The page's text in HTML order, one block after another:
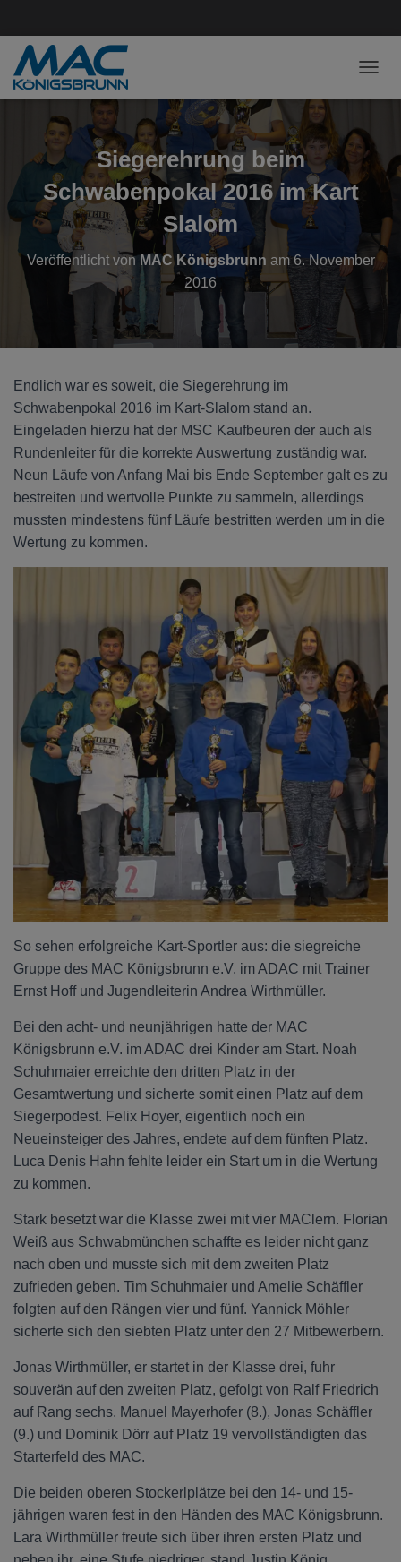
Siegerehrung beim
Schwabenpokal 2016 im Kart
Slalom
Veröffentlicht von MAC Königsbrunn am6. November
2016
Endlich war es soweit, die Siegerehrung im
Schwabenpokal 2016 im Kart-Slalom stand an.
Eingeladen hierzu hat der MSC Kaufbeuren der auch als
Rundenleiter für die korrekte Auswertung zuständig war.
Neun Läufe von Anfang Mai bis Ende September galt es zu
bestreiten und wertvolle Punkte zu sammeln, allerdings
mussten mindestens fünf Läufe bestritten werden um in die
Wertung zu kommen.
So sehen erfolgreiche Kart-Sportler aus: die siegreiche
Gruppe des MAC Königsbrunn e.V. im ADAC mit Trainer
Ernst Hoff und Jugendleiterin Andrea Wirthmüller.
Bei den acht- und neunjährigen hatte der MAC
Königsbrunn e.V. im ADAC drei Kinder am Start. Noah
Schuhmaier erreichte den dritten Platz in der
Gesamtwertung und sicherte somit einen Platz auf dem
Siegerpodest. Felix Hoyer, eigentlich noch ein
Neueinsteiger des Jahres, endete auf dem fünften Platz.
Luca Denis Hahn fehlte leider ein Start um in die Wertung
zu kommen.
Stark besetzt war die Klasse zwei mit vier MAClern. Florian
Weiß aus Schwabmünchen schaffte es leider nicht ganz
nach oben und musste sich mit dem zweiten Platz
zufrieden geben. Tim Schuhmaier und Amelie Schäffler
folgten auf den Rängen vier und fünf. Yannick Möhler
sicherte sich den siebten Platz unter den 27 Mitbewerbern.
Jonas Wirthmüller, er startet in der Klasse drei, fuhr
souverän auf den zweiten Platz, gefolgt von Ralf Friedrich
auf Rang sechs. Manuel Mayerhofer (8.), Jonas Schäffler
(9.) und Dominik Dörr auf Platz 19 vervollständigten das
Starterfeld des MAC.
Die beiden oberen Stockerlplätze bei den 14- und 15-
jährigen waren fest in den Händen des MAC Königsbrunn.
Lara Wirthmüller freute sich über ihren ersten Platz und